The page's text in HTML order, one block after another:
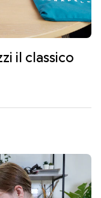
il classico